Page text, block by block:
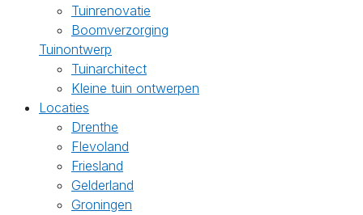
Tuinrenovatie
Boomverzorging
Tuinontwerp
Tuinarchitect
Kleine tuin ontwerpen
Locaties
Drenthe
Flevoland
Friesland
Gelderland
Groningen